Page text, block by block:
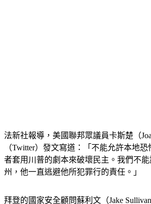
法新社報導，美國聯邦眾議員卡斯楚（
（Twitter）發文寫道：「不能允許本地
者套用川普的劇本來破壞民主。我們不
州，他一直逃避他所犯罪行的責任。」
拜登的國家安全顧問蘇利文（Jake